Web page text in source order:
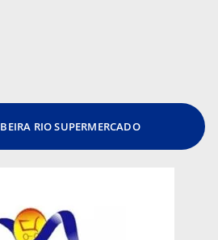
RIO SUPERMERCADO